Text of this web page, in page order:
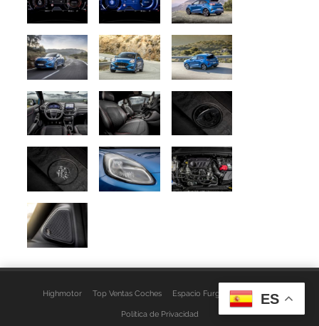
Highmotor Top Ventas Coches Espacio Furgo Aviso Legal
Política de Privacidad
ES